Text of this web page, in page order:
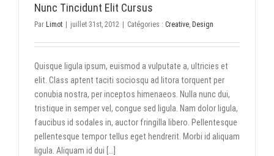
Nunc Tincidunt Elit Cursus
Par Limot juillet 31st, 2012 Catégories : Creative, Design
Quisque ligula ipsum, euismod a vulputate a, ultricies et
elit. Class aptent taciti sociosqu ad litora torquent per
conubia nostra, per inceptos himenaeos. Nulla nunc dui,
tristique in semper vel, congue sed ligula. Nam dolor ligula,
faucibus id sodales in, auctor fringilla libero. Pellentesque
pellentesque tempor tellus eget hendrerit. Morbi id aliquam
ligula. Aliquam id dui [...]